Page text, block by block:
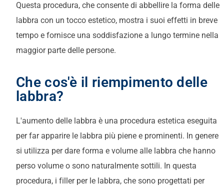
Questa procedura, che consente di abbellire la forma delle
labbra con un tocco estetico, mostra i suoi effetti in breve
tempo e fornisce una soddisfazione a lungo termine nella
maggior parte delle persone.
Che cos'è il riempimento delle
labbra?
L'aumento delle labbra è una procedura estetica eseguita
per far apparire le labbra più piene e prominenti. In genere
si utilizza per dare forma e volume alle labbra che hanno
perso volume o sono naturalmente sottili. In questa
procedura, i filler per le labbra, che sono progettati per